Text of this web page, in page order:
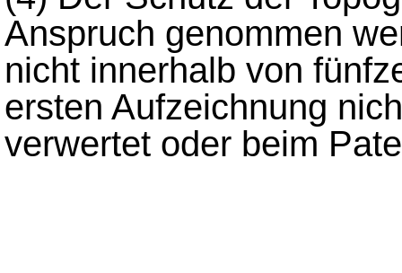
Anspruch genommen
nicht innerhalb von
ersten Aufzeichnung
verwertet oder beim